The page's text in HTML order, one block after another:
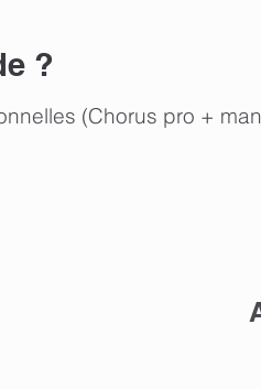
?
(Chorus pro +